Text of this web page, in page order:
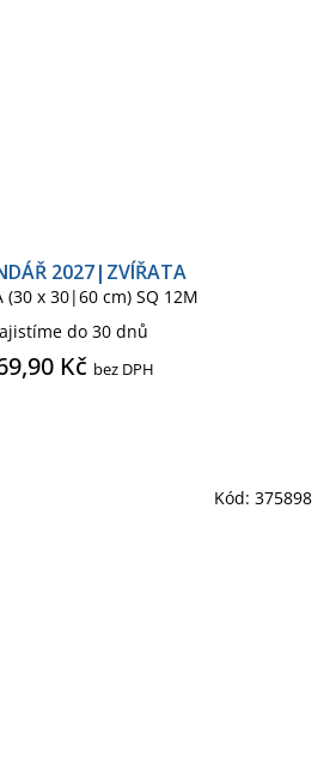
2027|ZVÍŘATA
(30 x 30|60 cm) SQ 12M
do 30 dnů
Kč bez DPH
Kód: 375898